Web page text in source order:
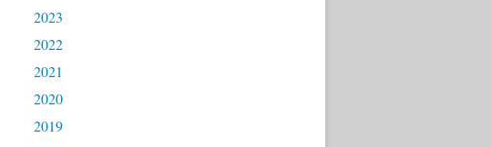
2023
2022
2021
2020
2019